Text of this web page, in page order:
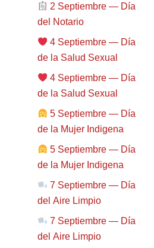
2 Septiembre — Día
del Notario
4 Septiembre — Día
de la Salud Sexual
4 Septiembre — Día
de la Salud Sexual
5 Septiembre — Día
de la Mujer Indigena
5 Septiembre — Día
de la Mujer Indigena
7 Septiembre — Día
del Aire Limpio
7 Septiembre — Día
del Aire Limpio